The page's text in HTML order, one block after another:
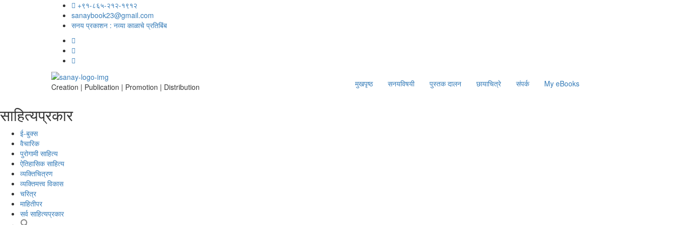
+९१-८६५-२१२-१९१२
sanaybook23@gmail.com
सनय प्रकाशन : नव्या काळाचे प्रतिबिंब
Creation | Publication | Promotion | Distribution मुखपृष्ठ सनयविषयी पुस्तक दालन छायाचित्रे संपर्क My eBooks
साहित्यप्रकार
ई-बुक्स
वैचारिक
पुरोगामी साहित्य
ऐतिहासिक साहित्य
व्यक्तिचित्रण
व्यक्तिमत्त्व विकास
चरित्र
माहितीपर
सर्व साहित्यप्रकार